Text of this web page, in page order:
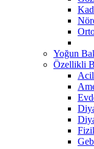
Yoğun
Özellikli